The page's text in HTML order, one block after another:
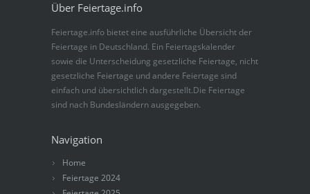
Über Feiertage.info
Feiertage.info bietet eine ausführliche Übersicht der
Feiertage in Deutschland. Ein Feiertagskalender
sowie die Unterscheidung gesetzliche Feiertage, nicht
gesetzliche Feiertage und andere Feiertage sind
einfach und übersichtlich dargestellt.Die Feiertage
sind nach Bundesländern ausgegeben.
Navigation
Home
Feiertage 2024